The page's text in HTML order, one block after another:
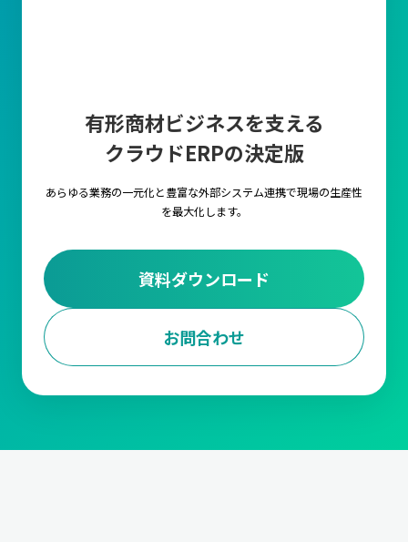
有形商材ビジネスを支える
クラウドERPの決定版
あらゆる業務の一元化と豊富な外部システム連携で現場の生産性
を最大化します。
資料ダウンロード
お問合わせ